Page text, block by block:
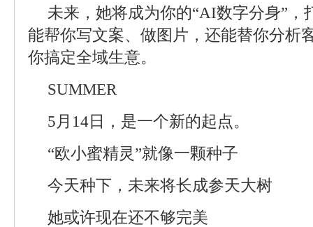
未来，她将成为你的“AI数字分身”，
能帮你写文案、做图片，还能替你分析
你搞定全域生意。
SUMMER
5月14日，是一个新的起点。
“欧小蜜精灵”就像一颗种子
今天种下，未来将长成参天大树
她或许现在还不够完美